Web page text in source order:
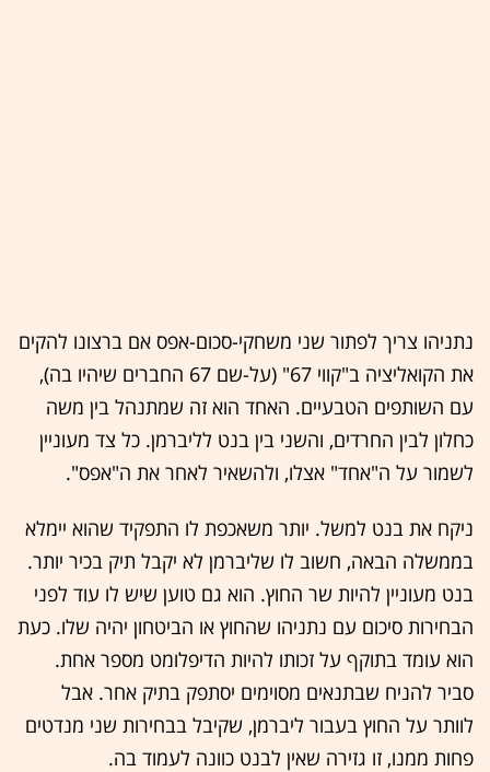
נתניהו צריך לפתור שני משחקי-סכום-אפס אם ברצונו להקים
את הקואליציה ב"קווי 67" (על-שם 67 החברים שיהיו בה),
עם השותפים הטבעיים. האחד הוא זה שמתנהל בין משה
כחלון לבין החרדים, והשני בין בנט לליברמן. כל צד מעוניין
לשמור על ה"אחד" אצלו, ולהשאיר לאחר את ה"אפס".
ניקח את בנט למשל. יותר משאכפת לו התפקיד שהוא יימלא
בממשלה הבאה, חשוב לו שליברמן לא יקבל תיק בכיר יותר.
בנט מעוניין להיות שר החוץ. הוא גם טוען שיש לו עוד לפני
הבחירות סיכום עם נתניהו שהחוץ או הביטחון יהיה שלו. כעת
הוא עומד בתוקף על זכותו להיות הדיפלומט מספר אחת.
סביר להניח שבתנאים מסוימים יסתפק בתיק אחר. אבל
לוותר על החוץ בעבור ליברמן, שקיבל בבחירות שני מנדטים
פחות ממנו, זו גזירה שאין לבנט כוונה לעמוד בה.